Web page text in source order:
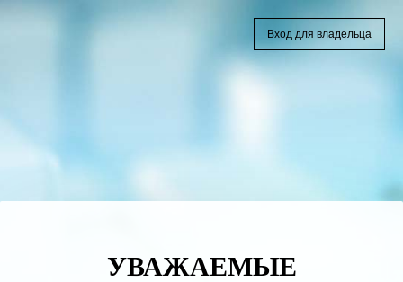
УВАЖАЕМЫЕ
Вход для владельца